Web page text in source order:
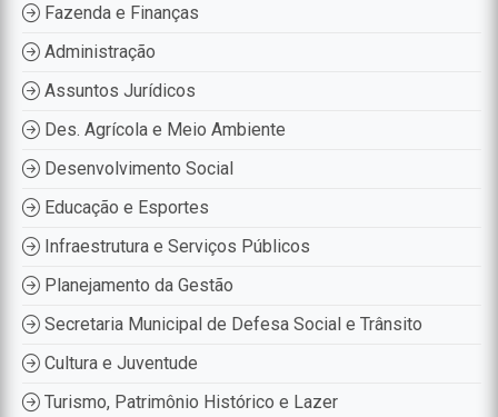
Fazenda e Finanças
Administração
Assuntos Jurídicos
Des. Agrícola e Meio Ambiente
Desenvolvimento Social
Educação e Esportes
Infraestrutura e Serviços Públicos
Planejamento da Gestão
Secretaria Municipal de Defesa Social e Trânsito
Cultura e Juventude
Turismo, Patrimônio Histórico e Lazer